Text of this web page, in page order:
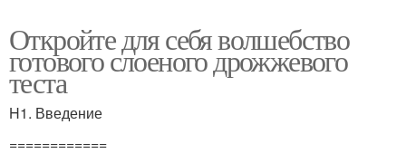
Откройте для себя волшебство
готового слоеного дрожжевого
теста
H1. Введение
============